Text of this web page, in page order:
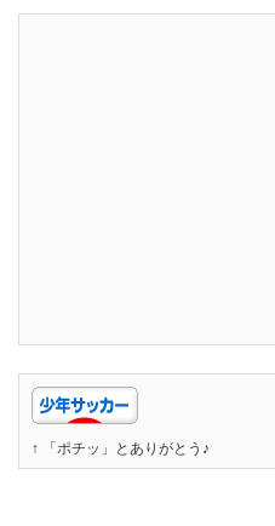
↑ 「ポチッ」とありがとう♪